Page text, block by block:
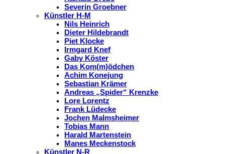
Severin Groebner
Künstler H-M
Nils Heinrich
Dieter Hildebrandt
Piet Klocke
Irmgard Knef
Gaby Köster
Das Kom(m)ödchen
Achim Konejung
Sebastian Krämer
Andreas „Spider“ Krenzke
Lore Lorentz
Frank Lüdecke
Jochen Malmsheimer
Tobias Mann
Harald Martenstein
Manes Meckenstock
Künstler N-R